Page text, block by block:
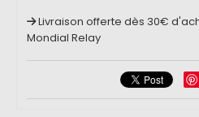
Livraison offerte dès 30€
Mondial Relay